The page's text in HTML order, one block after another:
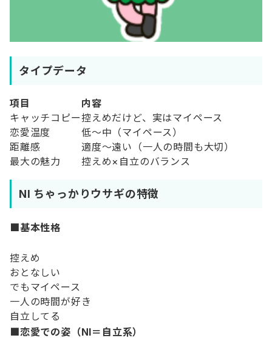
タイプデータ
項目
内容
キャッチコピー控えめだけど、実はマイペース
恋愛温度
低〜中（マイペース）
距離感
適度〜遠い（一人の時間も大切）
最大の魅力
控えめ×自立のバランス
NI ちゃっかりウサギの特徴
■基本性格
控えめ
おとなしい
でもマイペース
一人の時間が好き
自立してる
■恋愛での姿（NI＝自立系）